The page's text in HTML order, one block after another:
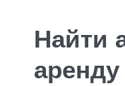
Найти